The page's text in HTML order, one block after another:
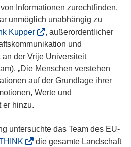
Informationen zurechtfinden,
unmöglich unabhängig zu
Kupper(
ö
f
f
n
e
n
n
, außerordentlicher
und
der Vrije Universiteit
„Die Menschen verstehen
auf der Grundlage ihrer
Werte und
er hinzu.
untersuchte das Team des EU-
die gesamte Landschaft